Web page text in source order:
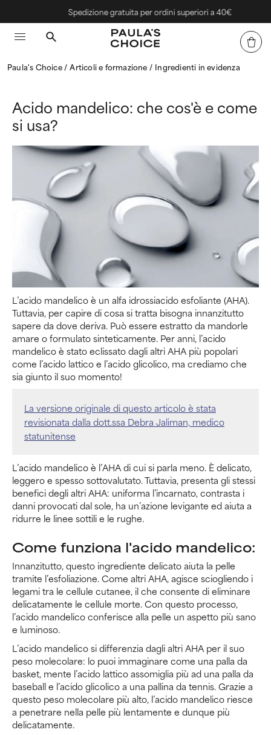
Spedizione gratuita per ordini superiori a 40€
Paula's Choice Articoli e formazione Ingredienti in evidenza
Acido mandelico: che cos'è e come
si usa?
L’acido mandelico è un alfa idrossiacido esfoliante (AHA).
Tuttavia, per capire di cosa si tratta bisogna innanzitutto
sapere da dove deriva. Può essere estratto da mandorle
amare o formulato sinteticamente. Per anni, l’acido
mandelico è stato eclissato dagli altri AHA più popolari
come l’acido lattico e l’acido glicolico, ma crediamo che
sia giunto il suo momento!
La versione originale di questo articolo è stata
revisionata dalla dott.ssa Debra Jaliman, medico
statunitense
L’acido mandelico è l’AHA di cui si parla meno. È delicato,
leggero e spesso sottovalutato. Tuttavia, presenta gli stessi
benefici degli altri AHA: uniforma l’incarnato, contrasta i
danni provocati dal sole, ha un’azione levigante ed aiuta a
ridurre le linee sottili e le rughe.
Come funziona l'acido mandelico:
Innanzitutto, questo ingrediente delicato aiuta la pelle
tramite l’esfoliazione. Come altri AHA, agisce sciogliendo i
legami tra le cellule cutanee, il che consente di eliminare
delicatamente le cellule morte. Con questo processo,
l’acido mandelico conferisce alla pelle un aspetto più sano
e luminoso.
L’acido mandelico si differenzia dagli altri AHA per il suo
peso molecolare: lo puoi immaginare come una palla da
basket, mente l’acido lattico assomiglia più ad una palla da
baseball e l’acido glicolico a una pallina da tennis. Grazie a
questo peso molecolare più alto, l’acido mandelico riesce
a penetrare nella pelle più lentamente e dunque più
delicatamente.